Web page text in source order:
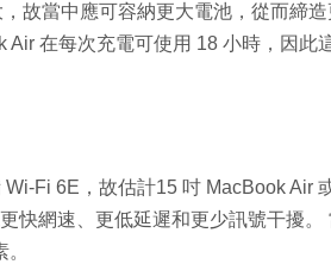
故當中應可容納更大電池，從而締
Air 在每次充電可使用 18 小時，因此
Fi 6E，故估計15 吋 MacBook Air
快網速、更低延遲和更少訊號干擾